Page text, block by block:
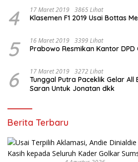
4 17 Maret 2019 3865 Lihat
Klasemen F1 2019 Usai Bottas
5 16 Maret 2019 3399 Lihat
Prabowo Resmikan Kantor
6 17 Maret 2019 3272 Lihat
Tunggal Putra Paceklik Gelar All
Saran Untuk Jonatan dkk
Berita Terbaru